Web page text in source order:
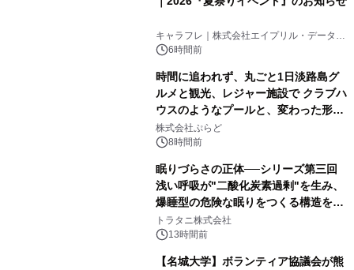
キャラフレ｜株式会社エイプリル・データ・
デザインズ
6時間前
時間に追われず、丸ごと1日淡路島グ
ルメと観光、レジャー施設で クラブハ
ウスのようなプールと、変わった形の
サウナも 「THE BOXY AWAJI」のお
得な素泊まり連泊プランで
株式会社ぷらど
8時間前
眠りづらさの正体──シリーズ第三回
浅い呼吸が"二酸化炭素過剰"を生み、
爆睡型の危険な眠りをつくる構造を解
説
トラタニ株式会社
13時間前
【名城大学】ボランティア協議会が熊